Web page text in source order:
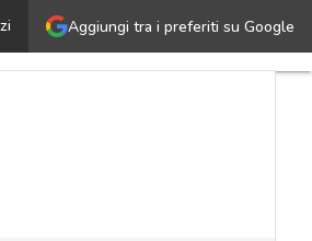
Aggiungi tra i preferiti su Google
integrare GDPR e NIS 2 per